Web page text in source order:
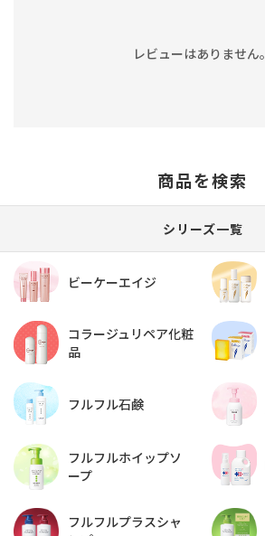
レビューはありません。
商品を検索
シリーズ一覧
ビーケーエイジ
コラージュリペア化粧
品
フルフル石鹸
フルフルホイップソ
ープ
フルフルプラスシャ